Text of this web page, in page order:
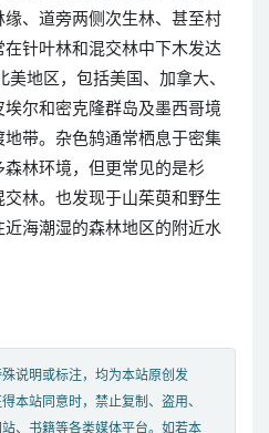
、道旁两侧次生林、甚至村
针叶林和混交林中下木发达
地区，包括美国、加拿大、
尔和密克隆群岛及墨西哥境
带。杂色鸫通常栖息于密集
林环境，但更常见的是杉
林。也发现于山茱萸和野生
海潮湿的森林地区的附近水
说明或标注，均为本站原创发
本站同意时，禁止复制、盗用、
、书籍等各类媒体平台。如若本